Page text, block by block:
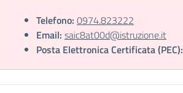
Telefono: 0974.823222
Email: saic8at00d@istruzione.it
Posta Elettronica Certificata (PEC):